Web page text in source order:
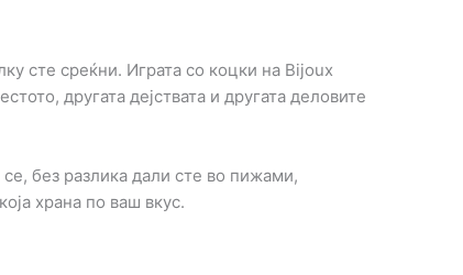
сте среќни. Играта со коцки на Bijoux
другата дејствата и другата деловите
без разлика дали сте во пижами,
храна по ваш вкус.